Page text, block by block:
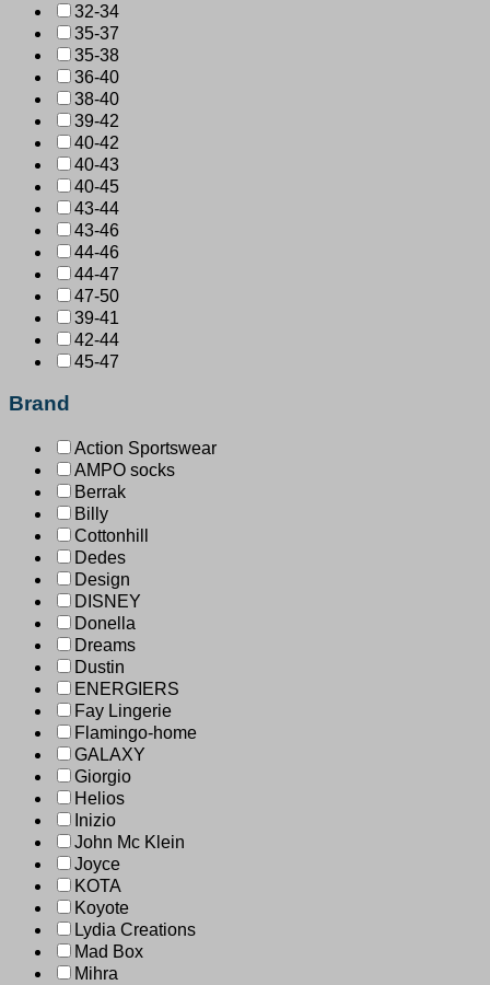
32-34
35-37
35-38
36-40
38-40
39-42
40-42
40-43
40-45
43-44
43-46
44-46
44-47
47-50
39-41
42-44
45-47
Brand
Action Sportswear
AMPO socks
Berrak
Billy
Cottonhill
Dedes
Design
DISNEY
Donella
Dreams
Dustin
ENERGIERS
Fay Lingerie
Flamingo-home
GALAXY
Giorgio
Helios
Inizio
John Mc Klein
Joyce
KOTA
Koyote
Lydia Creations
Mad Box
Mihra